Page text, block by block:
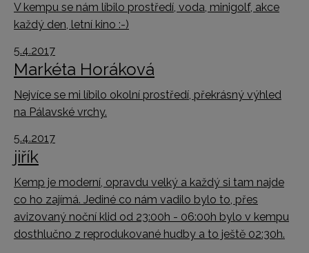
V kempu se nám líbilo prostředí, voda, minigolf, akce
každý den, letní kino :-)
5.4.2017
Markéta Horáková
Nejvíce se mi líbilo okolní prostředí, překrásný výhled
na Pálavské vrchy.
5.4.2017
jiřík
Kemp je moderní, opravdu velký a každý si tam najde
co ho zajímá. Jediné co nám vadilo bylo to, přes
avizovaný noční klid od 23:00h - 06:00h bylo v kempu
dosthlučno z reprodukované hudby a to ještě 02:30h.